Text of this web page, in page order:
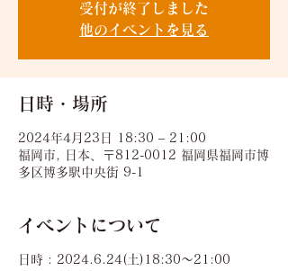
受付が終了しました
他のイベントを見る
日時・場所
2024年4月23日 18:30 – 21:00
福岡市, 日本、〒812-0012 福岡県福岡市博
多区博多駅中央街 9-1
イベントについて
日時 : 2024.6.24(土)18:30〜21:00